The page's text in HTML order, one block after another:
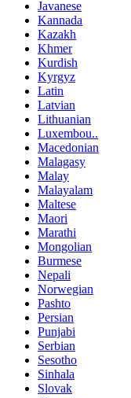
Javanese
Kannada
Kazakh
Khmer
Kurdish
Kyrgyz
Latin
Latvian
Lithuanian
Luxembou..
Macedonian
Malagasy
Malay
Malayalam
Maltese
Maori
Marathi
Mongolian
Burmese
Nepali
Norwegian
Pashto
Persian
Punjabi
Serbian
Sesotho
Sinhala
Slovak